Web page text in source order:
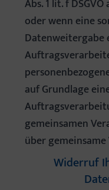
Abs. 1 lit. f
oder wenn eine
Datenweitergabe
auf Grundlage
gemeinsamen
über
Widerruf